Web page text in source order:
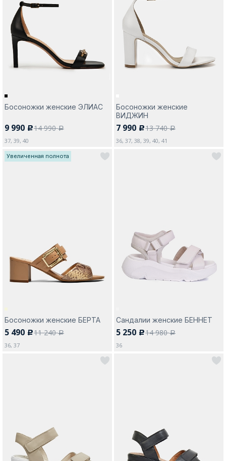
Босоножки женские ЭЛИАС
9 990 c14 990a
37, 39, 40
Босоножки женские
ВИДЖИН
7 990 c13 740a
36, 37, 38, 39, 40, 41
Увеличенная полнота
Босоножки женские БЕРТА
5 490 c11 240a
36, 37
Сандалии женские БЕННЕТ
5 250 c14 980a
36